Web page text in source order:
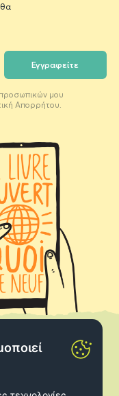
θα
Εγγραφείτε
μου
Απορρήτου.